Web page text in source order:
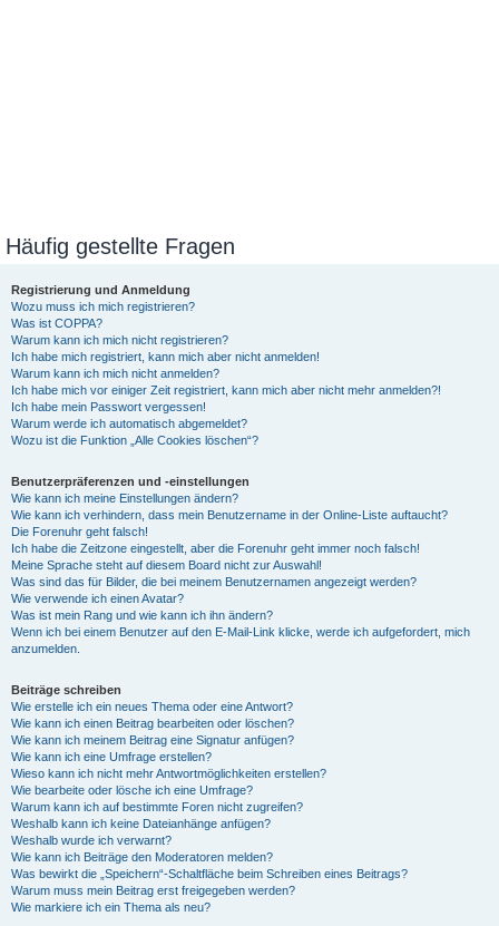
Häufig gestellte Fragen
Registrierung und Anmeldung
Wozu muss ich mich registrieren?
Was ist COPPA?
Warum kann ich mich nicht registrieren?
Ich habe mich registriert, kann mich aber nicht anmelden!
Warum kann ich mich nicht anmelden?
Ich habe mich vor einiger Zeit registriert, kann mich aber nicht mehr anmelden?!
Ich habe mein Passwort vergessen!
Warum werde ich automatisch abgemeldet?
Wozu ist die Funktion „Alle Cookies löschen“?
Benutzerpräferenzen und -einstellungen
Wie kann ich meine Einstellungen ändern?
Wie kann ich verhindern, dass mein Benutzername in der Online-Liste auftaucht?
Die Forenuhr geht falsch!
Ich habe die Zeitzone eingestellt, aber die Forenuhr geht immer noch falsch!
Meine Sprache steht auf diesem Board nicht zur Auswahl!
Was sind das für Bilder, die bei meinem Benutzernamen angezeigt werden?
Wie verwende ich einen Avatar?
Was ist mein Rang und wie kann ich ihn ändern?
Wenn ich bei einem Benutzer auf den E-Mail-Link klicke, werde ich aufgefordert, mich
anzumelden.
Beiträge schreiben
Wie erstelle ich ein neues Thema oder eine Antwort?
Wie kann ich einen Beitrag bearbeiten oder löschen?
Wie kann ich meinem Beitrag eine Signatur anfügen?
Wie kann ich eine Umfrage erstellen?
Wieso kann ich nicht mehr Antwortmöglichkeiten erstellen?
Wie bearbeite oder lösche ich eine Umfrage?
Warum kann ich auf bestimmte Foren nicht zugreifen?
Weshalb kann ich keine Dateianhänge anfügen?
Weshalb wurde ich verwarnt?
Wie kann ich Beiträge den Moderatoren melden?
Was bewirkt die „Speichern“-Schaltfläche beim Schreiben eines Beitrags?
Warum muss mein Beitrag erst freigegeben werden?
Wie markiere ich ein Thema als neu?